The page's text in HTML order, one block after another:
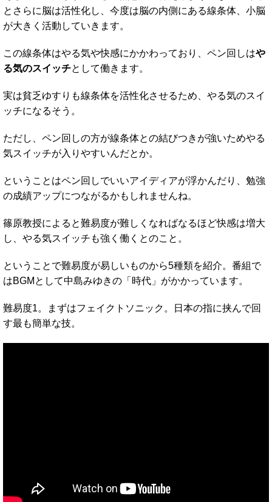
とさらに脳は活性化し、今度は脳の内側にある線条体、小脳
が大きく活動していきます。
この線条体はやる気や快感にかかわっており、ペン回しはや
る気のスイッチとして働きます。
実は貧乏ゆすりも線条体を活性化させるため、やる気のスイ
ッチになるそう。
ただし、ペン回しの方が線条体との結びつきが強いためやる
気スイッチが入りやすいんだとか。
ということはペン回しでいいアイディアが浮かんだり、勉強
の成績アップにつながるかもしれませんね。
篠原教授によると難易度が難しくなればなるほど快感は増大
し、やる気スイッチも強く働くとのこと。
ということで難易度が易しいものから5種類を紹介。番組で
はBGMとして中島みゆきの「時代」がかかっています。
難易度1。まずはフェイクトソニック。日本の指に挟んで回
す最も簡単な技。